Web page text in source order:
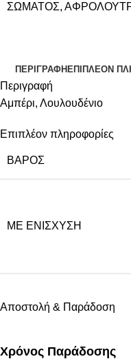
ΣΩΜΑΤΟΣ,
ΠΕΡΙΓΡΑΦΉ ΕΠΙΠΛΈΟΝ
Περιγραφή
Αμπέρι, Λουλουδένιο
Επιπλέον πληροφορίες
ΒΆΡΟΣ
ΜΕ ΕΝΊΣΧΥΣΗ
Αποστολή & Παράδοση
Χρόνος Παράδοσης